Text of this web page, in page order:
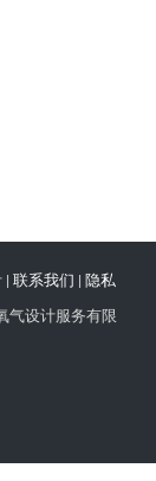
| 联系我们 | 隐私
气设计服务有限